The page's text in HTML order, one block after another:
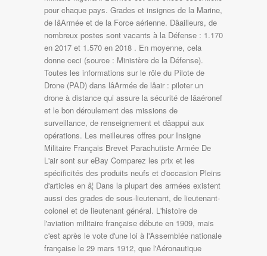
pour chaque pays. Grades et insignes de la Marine,
de lâArmée et de la Force aérienne. Dâailleurs, de
nombreux postes sont vacants à la Défense : 1.170
en 2017 et 1.570 en 2018 . En moyenne, cela
donne ceci (source : Ministère de la Défense).
Toutes les informations sur le rôle du Pilote de
Drone (PAD) dans lâArmée de lâair : piloter un
drone à distance qui assure la sécurité de lâaéronef
et le bon déroulement des missions de
surveillance, de renseignement et dâappui aux
opérations. Les meilleures offres pour Insigne
Militaire Français Brevet Parachutiste Armée De
L'air sont sur eBay Comparez les prix et les
spécificités des produits neufs et d'occasion Pleins
d'articles en â¦ Dans la plupart des armées existent
aussi des grades de sous-lieutenant, de lieutenant-
colonel et de lieutenant général. L'histoire de
l'aviation militaire française débute en 1909, mais
c'est après le vote d'une loi à l'Assemblée nationale
française le 29 mars 1912, que l'Aéronautique